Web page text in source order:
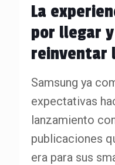
La
por llegar
reinventar
Samsung ya
expectativas
lanzamiento
publicaciones
era para sus